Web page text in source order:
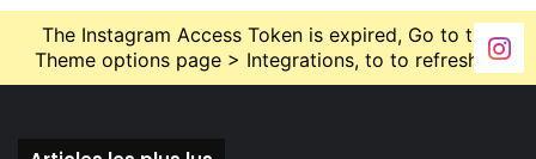
The Instagram Access Token is expired, Go to the
Theme options page > Integrations, to to refresh it.